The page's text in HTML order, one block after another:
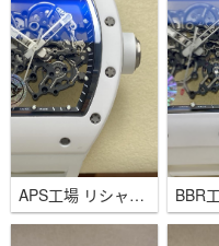
APS工場 リシャール・ミル RM055 セラミック チタン ホワイト RMUL2ムーブメント